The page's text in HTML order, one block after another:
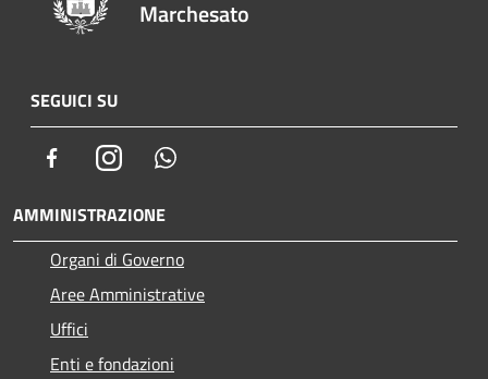
Marchesato
SEGUICI SU
FacebookInstagram
AMMINISTRAZIONE
Organi di Governo
Aree Amministrative
Uffici
Enti e fondazioni